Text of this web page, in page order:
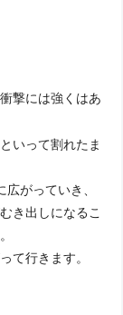
撃には強くはあ
いって割れたま
がっていき、
き出しになるこ
て行きます。